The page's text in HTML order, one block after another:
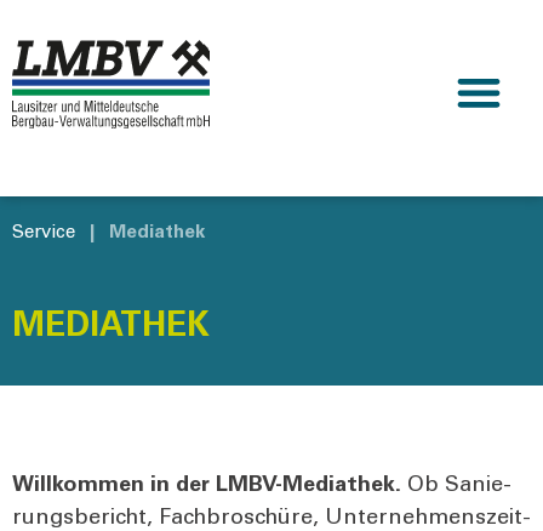
Service Mediathek
MEDIATHEK
Will­kom­men in der LMBV-Media­thek. Ob Sanie­
rungs­be­richt, Fach­bro­schü­re, Unter­neh­mens­zeit­